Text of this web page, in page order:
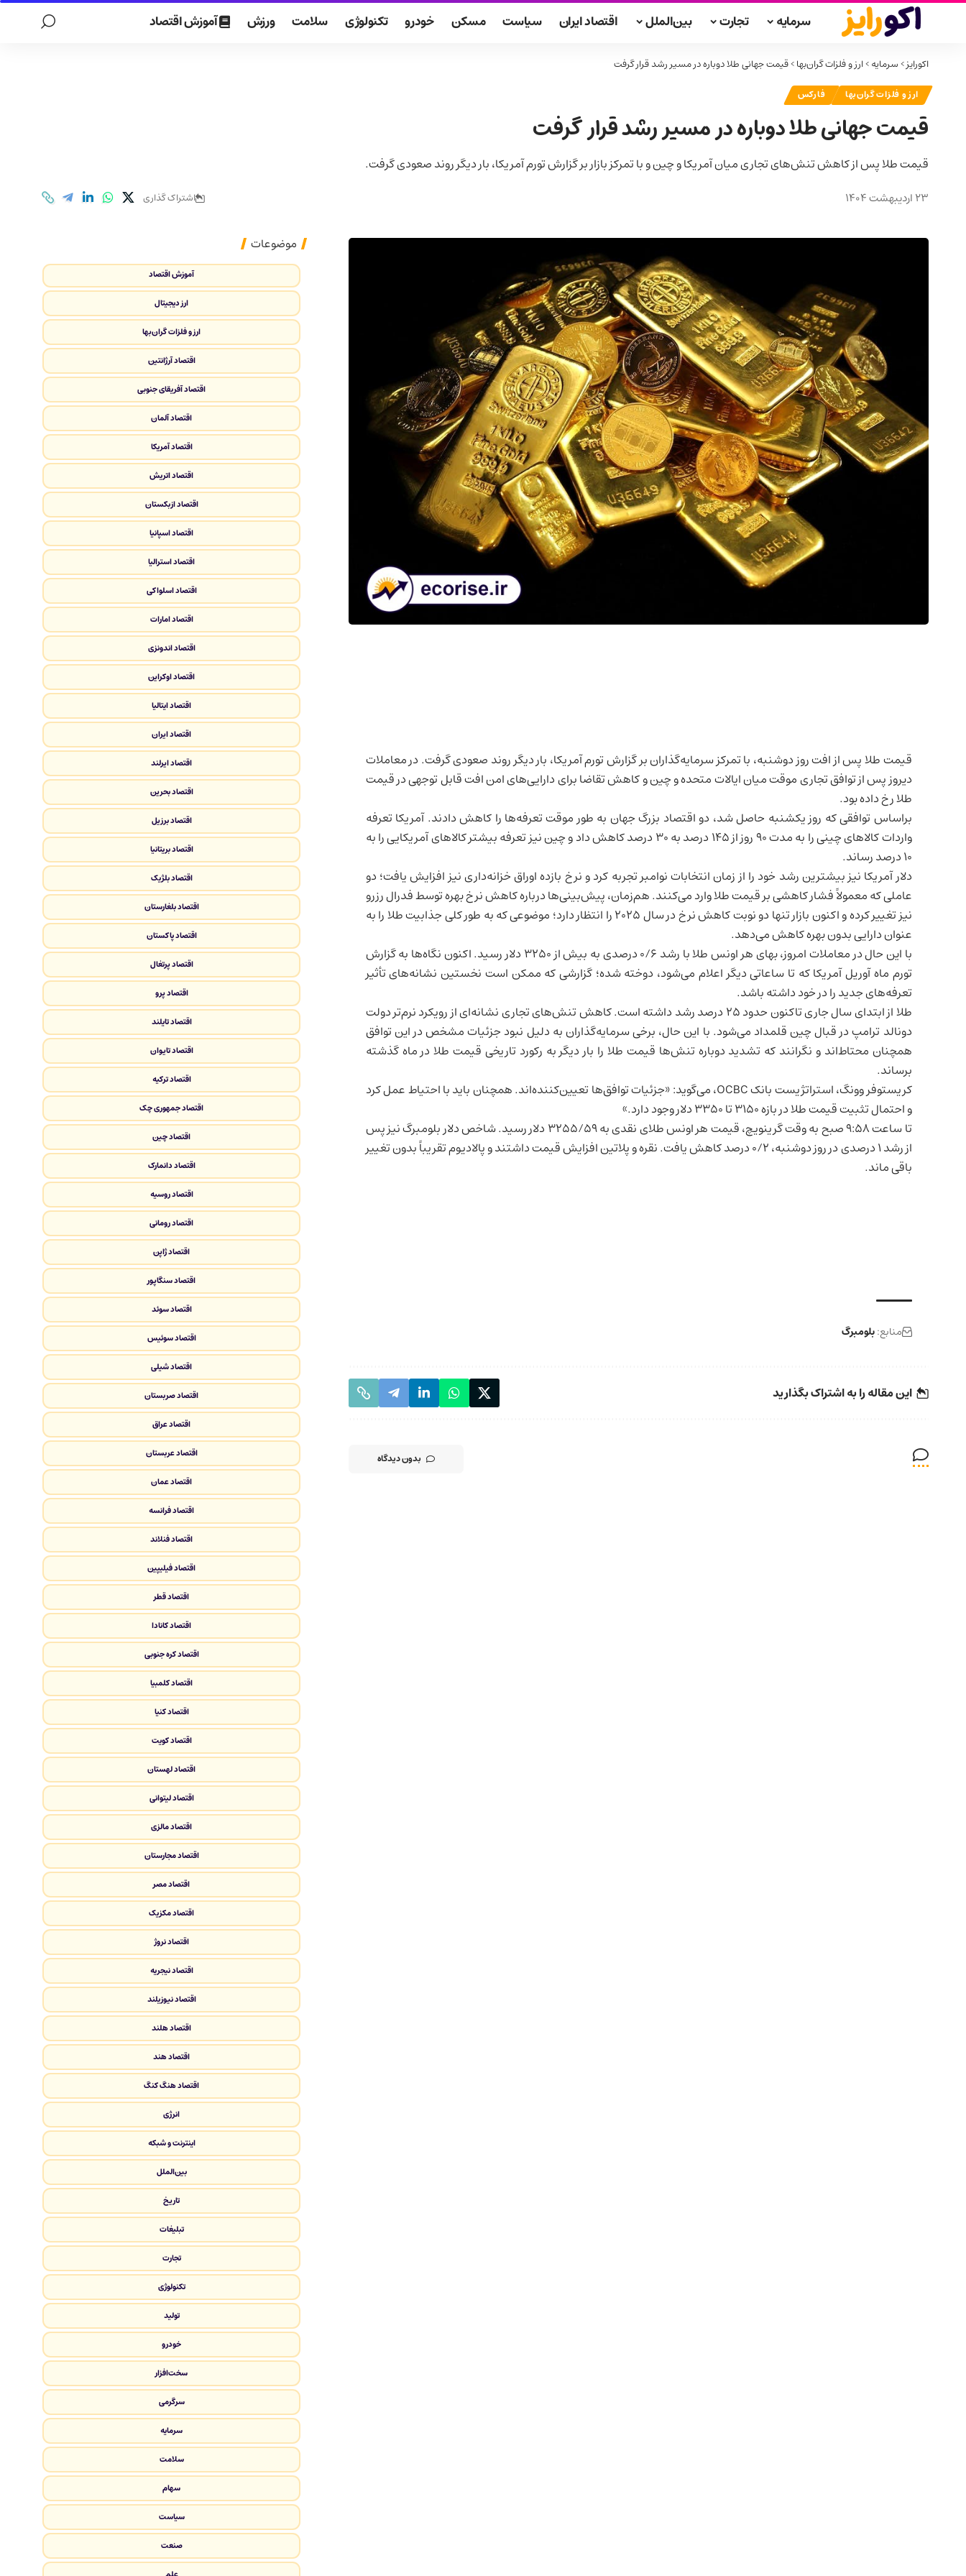
سرمایه تجارت بین‌الملل اقتصاد ایران سیاست مسکن خودرو تکنولوژی سلامت ورزش آموزش اقتصاد
اکورایز>سرمایه>ارز و فلزات گران‌بها>قیمت جهانی طلا دوباره در مسیر رشد قرار گرفت
ارز و فلزات گران‌بها فارکس
قیمت جهانی طلا دوباره در مسیر رشد قرار گرفت
قیمت طلا پس از کاهش تنش‌های تجاری میان آمریکا و چین و با تمرکز بازار بر گزارش تورم آمریکا، بار دیگر روند صعودی گرفت.
23 اردیبهشت 1404 اشتراک گذاری
قیمت طلا پس از افت روز دوشنبه، با تمرکز سرمایه‌گذاران بر گزارش تورم آمریکا، بار دیگر روند صعودی گرفت. در معاملات
دیروز پس ازتوافق تجاری موقت میان ایالات متحده و چینو کاهش تقاضا برای دارایی‌های امن افت قابل توجهی در قیمت
طلا رخ داده بود.
براساس توافقی که روز یکشنبه حاصل شد، دو اقتصاد بزرگ جهان به طور موقت تعرفه‌ها را کاهش دادند. آمریکا تعرفه
واردات کالاهای چینی را به مدت ۹۰ روز از ۱۴۵ درصد به ۳۰ درصد کاهش داد و
چیننیز تعرفه بیشتر کالاهای آمریکایی را به
۱۰ درصد رساند.
دلار آمریکا نیز بیشترین رشد خود را از زمان انتخابات نوامبر تجربه کرد و نرخ بازده اوراق خزانه‌داری نیز افزایش یافت؛ دو
عاملی که معمولاً فشار کاهشی بر قیمت طلا وارد می‌کنند. هم‌زمان، پیش‌بینی‌ها درباره کاهش نرخ بهره توسط فدرال رزرو
نیز تغییر کرده و اکنون بازار تنها دو نوبت کاهش نرخ در سال ۲۰۲۵ را انتظار دارد؛ موضوعی که به طور کلی جذابیت طلا را به
عنوان دارایی بدون بهره کاهش می‌دهد.
با این حال در معاملات امروز، بهای هر اونس طلا با رشد ۰/۶ درصدی به بیش از ۳۲۵۰ دلار رسید. اکنون نگاه‌ها به گزارش
تورم ماه آوریل آمریکا که تا ساعاتی دیگر اعلام می‌شود، دوخته شده؛ گزارشی که ممکن است نخستین نشانه‌های تأثیر
تعرفه‌های جدید را در خود داشته باشد.
طلا از ابتدای سال جاری تاکنون حدود ۲۵ درصد رشد داشته است. کاهش تنش‌های تجاری نشانه‌ای از رویکرد نرم‌تر دولت
دونالد ترامپ در قبال چین قلمداد می‌شود. با این حال، برخی سرمایه‌گذاران به دلیل نبود جزئیات مشخص در این توافق
همچنان محتاط‌اند و نگرانند که تشدید دوباره تنش‌ها قیمت طلا را بار دیگر به رکورد تاریخی قیمت طلا در ماه گذشته
برساند.
کریستوفر وونگ، استراتژیست بانک OCBC، می‌گوید: «جزئیات توافق‌ها تعیین‌کننده‌اند. همچنان باید با احتیاط عمل کرد
و احتمال تثبیت قیمت طلا در بازه ۳۱۵۰ تا ۳۳۵۰ دلار وجود دارد.»
تا ساعت ۹:۵۸ صبح به وقت گرینویچ، قیمت هر اونس طلای نقدی به ۳۲۵۵/۵۹ دلار رسید. شاخص دلار بلومبرگ نیز پس
از رشد ۱ درصدی در روز دوشنبه، ۰/۲ درصد کاهش یافت. نقره و پلاتین افزایش قیمت داشتند و پالادیوم تقریباً بدون تغییر
باقی ماند.
منابع:بلومبرگ
این مقاله را به اشتراک بگذارید
بدون دیدگاه
موضوعات
آموزش اقتصاد
ارز دیجیتال
ارز و فلزات گران‌بها
اقتصاد آرژانتین
اقتصاد آفریقای جنوبی
اقتصاد آلمان
اقتصاد آمریکا
اقتصاد اتریش
اقتصاد ازبکستان
اقتصاد اسپانیا
اقتصاد استرالیا
اقتصاد اسلواکی
اقتصاد امارات
اقتصاد اندونزی
اقتصاد اوکراین
اقتصاد ایتالیا
اقتصاد ایران
اقتصاد ایرلند
اقتصاد بحرین
اقتصاد برزیل
اقتصاد بریتانیا
اقتصاد بلژیک
اقتصاد بلغارستان
اقتصاد پاکستان
اقتصاد پرتغال
اقتصاد پرو
اقتصاد تایلند
اقتصاد تایوان
اقتصاد ترکیه
اقتصاد جمهوری چک
اقتصاد چین
اقتصاد دانمارک
اقتصاد روسیه
اقتصاد رومانی
اقتصاد ژاپن
اقتصاد سنگاپور
اقتصاد سوئد
اقتصاد سوئیس
اقتصاد شیلی
اقتصاد صربستان
اقتصاد عراق
اقتصاد عربستان
اقتصاد عمان
اقتصاد فرانسه
اقتصاد فنلاند
اقتصاد فیلیپین
اقتصاد قطر
اقتصاد کانادا
اقتصاد کره جنوبی
اقتصاد کلمبیا
اقتصاد کنیا
اقتصاد کویت
اقتصاد لهستان
اقتصاد لیتوانی
اقتصاد مالزی
اقتصاد مجارستان
اقتصاد مصر
اقتصاد مکزیک
اقتصاد نروژ
اقتصاد نیجریه
اقتصاد نیوزیلند
اقتصاد هلند
اقتصاد هند
اقتصاد هنگ کنگ
انرژی
اینترنت و شبکه
بین‌الملل
تاریخ
تبلیغات
تجارت
تکنولوژی
تولید
خودرو
سخت‌افزار
سرگرمی
سرمایه
سلامت
سهام
سیاست
صنعت